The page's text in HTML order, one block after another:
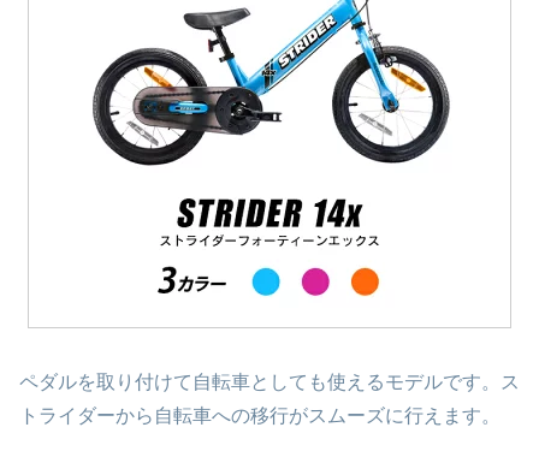
ペダルを取り付けて自転車としても使えるモデルです。ス
トライダーから自転車への移行がスムーズに行えます。